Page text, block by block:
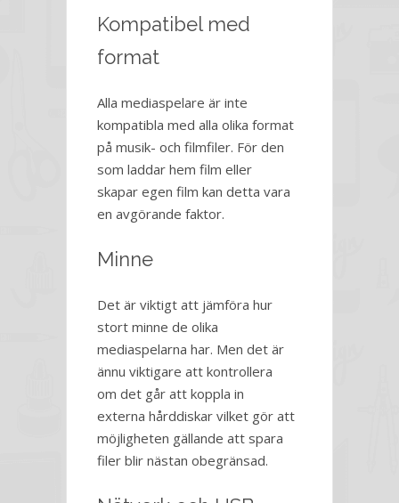
Kompatibel med
format
Alla mediaspelare är inte
kompatibla med alla olika format
på musik- och filmfiler. För den
som laddar hem film eller
skapar egen film kan detta vara
en avgörande faktor.
Minne
Det är viktigt att jämföra hur
stort minne de olika
mediaspelarna har. Men det är
ännu viktigare att kontrollera
om det går att koppla in
externa hårddiskar vilket gör att
möjligheten gällande att spara
filer blir nästan obegränsad.